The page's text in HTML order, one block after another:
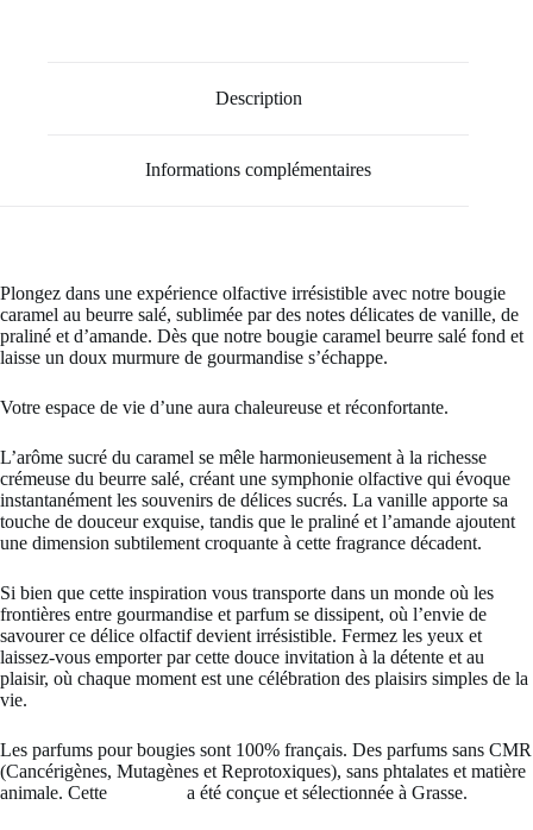
Description
Informations complémentaires
Plongez dans une expérience olfactive irrésistible avec notre bougie
caramel au beurre salé, sublimée par des notes délicates de vanille, de
praliné et d’amande. Dès que notre bougie caramel beurre salé fond et
laisse un doux murmure de gourmandise s’échappe.
Votre espace de vie d’une aura chaleureuse et réconfortante.
L’arôme sucré du caramel se mêle harmonieusement à la richesse
crémeuse du beurre salé, créant une symphonie olfactive qui évoque
instantanément les souvenirs de délices sucrés. La vanille apporte sa
touche de douceur exquise, tandis que le praliné et l’amande ajoutent
une dimension subtilement croquante à cette fragrance décadent.
Si bien que cette inspiration vous transporte dans un monde où les
frontières entre gourmandise et parfum se dissipent, où l’envie de
savourer ce délice olfactif devient irrésistible. Fermez les yeux et
laissez-vous emporter par cette douce invitation à la détente et au
plaisir, où chaque moment est une célébration des plaisirs simples de la
vie.
Les parfums pour bougies sont 100% français. Des parfums sans CMR
(Cancérigènes, Mutagènes et Reprotoxiques), sans phtalates et matière
animale. Cette
a été conçue et sélectionnée à Grasse.